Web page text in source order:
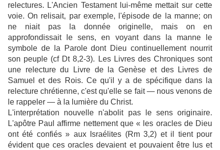
relectures. L'Ancien Testament lui-même mettait sur cette
voie. On relisait, par exemple, l'épisode de la manne; on
ne niait pas la donnée originelle, mais on en
approfondissait le sens, en voyant dans la manne le
symbole de la Parole dont Dieu continuellement nourrit
son peuple (cf Dt 8,2-3). Les Livres des Chroniques sont
une relecture du Livre de la Genèse et des Livres de
Samuel et des Rois. Ce qu'il y a de spécifique dans la
relecture chrétienne, c'est qu'elle se fait — nous venons de
le rappeler — à la lumière du Christ.
L'interprétation nouvelle n'abolit pas le sens originaire.
L'apôtre Paul affirme nettement que « les oracles de Dieu
ont été confiés » aux Israélites (Rm 3,2) et il tient pour
évident que ces oracles devaient et pouvaient être lus et